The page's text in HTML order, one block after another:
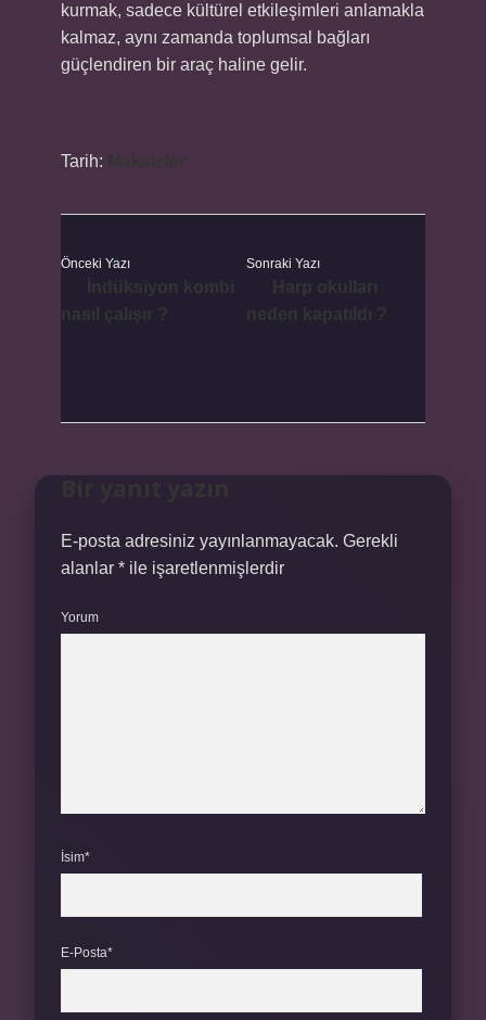
kurmak, sadece kültürel etkileşimleri anlamakla
kalmaz, aynı zamanda toplumsal bağları
güçlendiren bir araç haline gelir.
Tarih:
Önceki Yazı Sonraki Yazı
E-posta adresiniz yayınlanmayacak. Gerekli
alanlar * ile işaretlenmişlerdir
Yorum
İsim*
E-Posta*